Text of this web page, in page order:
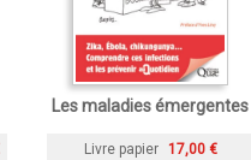
Les maladies émergentes
Livre papier 17,00 €